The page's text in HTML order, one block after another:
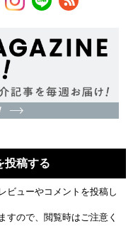
投稿する
ビューやコメントを投稿し
すので、閲覧時はご注意く